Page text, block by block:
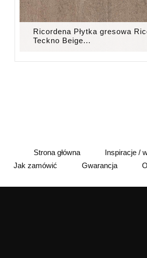
Ricordena Płytka gresowa
Teckno Beige...
Strona główna
Inspiracje /
Jak zamówić
Gwarancja